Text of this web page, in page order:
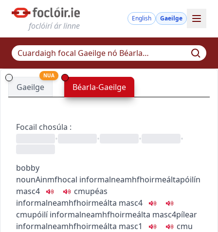
foclóirí ár linne
English Gaeilge
Gaeilge
NUA
Béarla-Gaeilge
Focail chosúla :
•
• • •
bobby
nounAinmfhocal informalneamhfhoirmeáltapóilín
masc4
cmupéas
informalneamhfhoirmeálta masc4
cmupóilí informalneamhfhoirmeálta masc4pílear
informalneamhfhoirmeálta masc1 cmu